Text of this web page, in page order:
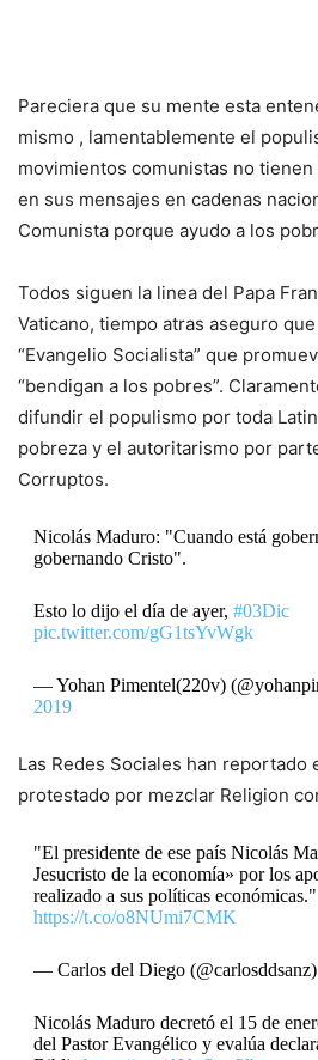
Pareciera que su mente esta
mismo , lamentablemente el
movimientos comunistas no
en sus mensajes en cadenas
Comunista porque ayudo a los
Todos siguen la linea del Papa
Vaticano, tiempo atras aseguro
“Evangelio Socialista” que
“bendigan a los pobres”.
difundir el populismo por toda
pobreza y el autoritarismo por
Corruptos.
Nicolás Maduro: "Cuando está
gobernando Cristo".
Esto lo dijo el día de ayer, #03Dic
pic.twitter.com/gG1tsYvWgk
— Yohan Pimentel(220v)
2019
Las Redes Sociales han reportado
protestado por mezclar Religion
"El presidente de ese país Nicolás
Jesucristo de la economía» por los
realizado a sus políticas económicas."
https://t.co/o8NUmi7CMK
— Carlos del Diego (@carlosddsanz)
Nicolás Maduro decretó el 15 de
del Pastor Evangélico y evalúa